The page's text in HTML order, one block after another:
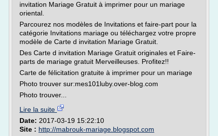
invitation Mariage Gratuit à imprimer pour un mariage
oriental.
Parcourez nos modèles de Invitations et faire-part pour la
catégorie Invitations mariage ou téléchargez votre propre
modèle de Carte d invitation Mariage Gratuit.
Des Carte d invitation Mariage Gratuit originales et Faire-
parts de mariage gratuit Merveilleuses. Profitez!!
Carte de félicitation gratuite à imprimer pour un mariage
Photo trouver sur:mes101luby.over-blog.com
Photo trouver...
Lire la suite
Date: 2017-03-19 15:22:10
Site : http://mabrouk-mariage.blogspot.com